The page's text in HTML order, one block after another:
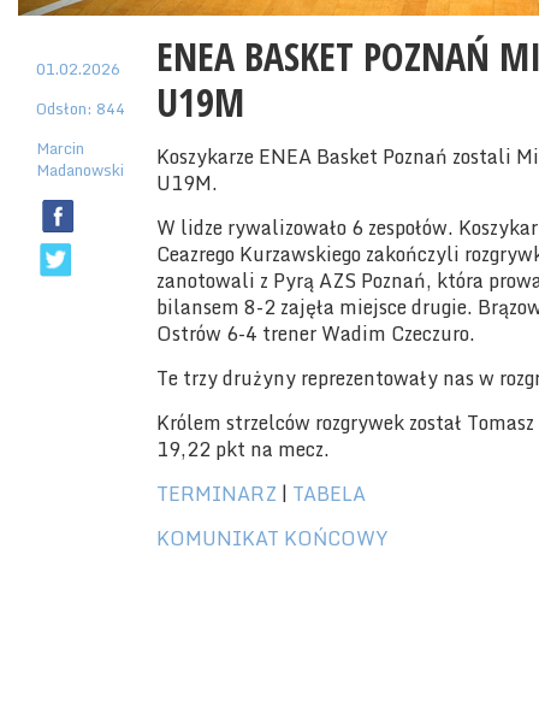
01.02.2026
Odsłon: 844
Marcin
Madanowski
ENEA BASKET POZNAŃ
U19M
Koszykarze ENEA Basket Poznań zostali
U19M.
W lidze rywalizowało 6 zespołów.
Ceazrego Kurzawskiego zakończyli
zanotowali z Pyrą AZS Poznań, która
bilansem 8-2 zajęła miejsce drugie.
Ostrów 6-4 trener Wadim Czeczuro.
Te trzy drużyny reprezentowały nas w
Królem strzelców rozgrywek został
19,22 pkt na mecz.
TERMINARZ | TABELA
KOMUNIKAT KOŃCOWY